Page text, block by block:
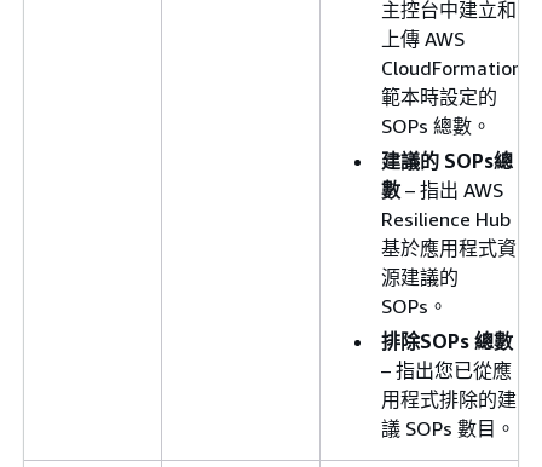
主控台中建立和
上傳 AWS
CloudFormation
範本時設定的
SOPs 總數。
建議的 SOPs總
數 – 指出 AWS
Resilience Hub
基於應用程式資
源建議的
SOPs。
排除SOPs 總數
– 指出您已從應
用程式排除的建
議 SOPs 數目。